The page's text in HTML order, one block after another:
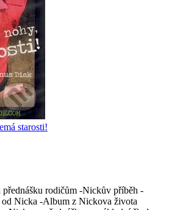
starosti!
rodičům -Nickův příběh -
Nicka -Album z Nickova života